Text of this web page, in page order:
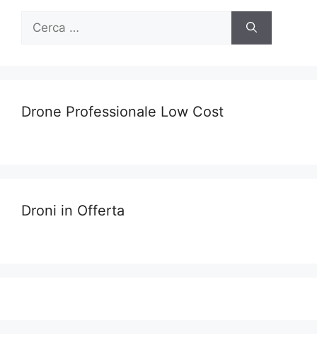
Ricerca
Drone Professionale Low Cost
Droni in Offerta